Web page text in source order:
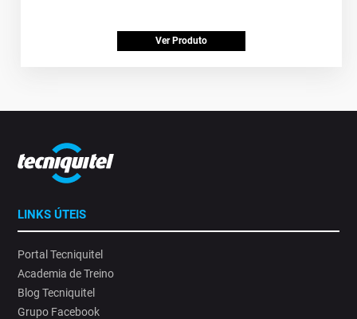
Ver Produto
LINKS ÚTEIS
Portal Tecniquitel
Academia de Treino
Blog Tecniquitel
Grupo Facebook